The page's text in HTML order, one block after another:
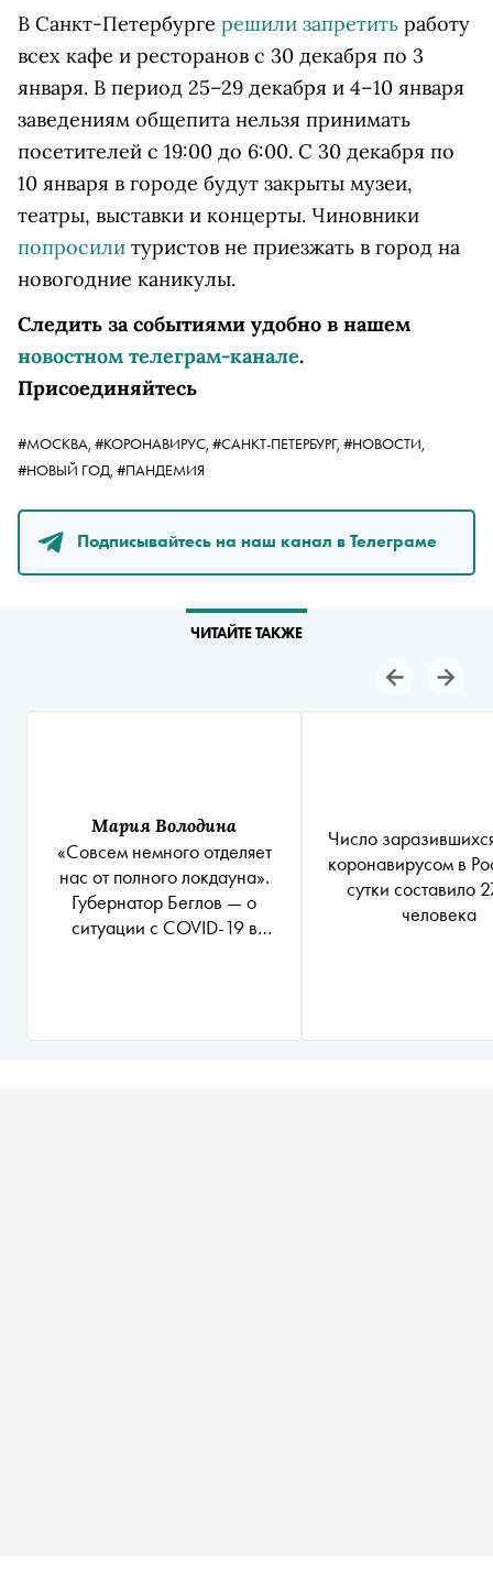
В Санкт-Петербурге решили запретить работу
всех кафе и ресторанов с 30 декабря по 3
января. В период 25–29 декабря и 4–10 января
заведениям общепита нельзя принимать
посетителей с 19:00 до 6:00. С 30 декабря по
10 января в городе будут закрыты музеи,
театры, выставки и концерты. Чиновники
попросили туристов не приезжать в город на
новогодние каникулы.
Следить за событиями удобно в нашем
новостном телеграм-канале.
Присоединяйтесь
#МОСКВА, #КОРОНАВИРУС, #САНКТ-ПЕТЕРБУРГ, #НОВОСТИ,
#НОВЫЙ ГОД, #ПАНДЕМИЯ
Подписывайтесь на наш канал в Телеграме
ЧИТАЙТЕ ТАКЖЕ
Мария Володина
«Совсем немного отделяет
нас от полного локдауна».
Губернатор Беглов — о
ситуации с COVID-19 в
Число
коронавирусом в
сутки составило
человека